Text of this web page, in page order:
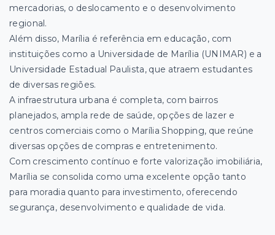
mercadorias, o deslocamento e o desenvolvimento
regional.
Além disso, Marília é referência em educação, com
instituições como a Universidade de Marília (UNIMAR) e a
Universidade Estadual Paulista, que atraem estudantes
de diversas regiões.
A infraestrutura urbana é completa, com bairros
planejados, ampla rede de saúde, opções de lazer e
centros comerciais como o Marília Shopping, que reúne
diversas opções de compras e entretenimento.
Com crescimento contínuo e forte valorização imobiliária,
Marília se consolida como uma excelente opção tanto
para moradia quanto para investimento, oferecendo
segurança, desenvolvimento e qualidade de vida.